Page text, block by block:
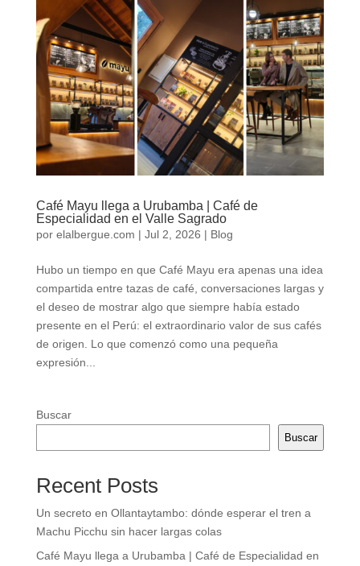
Café Mayu llega a Urubamba | Café de
Especialidad en el Valle Sagrado
por elalbergue.com | Jul 2, 2026 | Blog
Hubo un tiempo en que Café Mayu era apenas una idea
compartida entre tazas de café, conversaciones largas y
el deseo de mostrar algo que siempre había estado
presente en el Perú: el extraordinario valor de sus cafés
de origen. Lo que comenzó como una pequeña
expresión...
Buscar
Buscar
Recent Posts
Un secreto en Ollantaytambo: dónde esperar el tren a
Machu Picchu sin hacer largas colas
Café Mayu llega a Urubamba | Café de Especialidad en